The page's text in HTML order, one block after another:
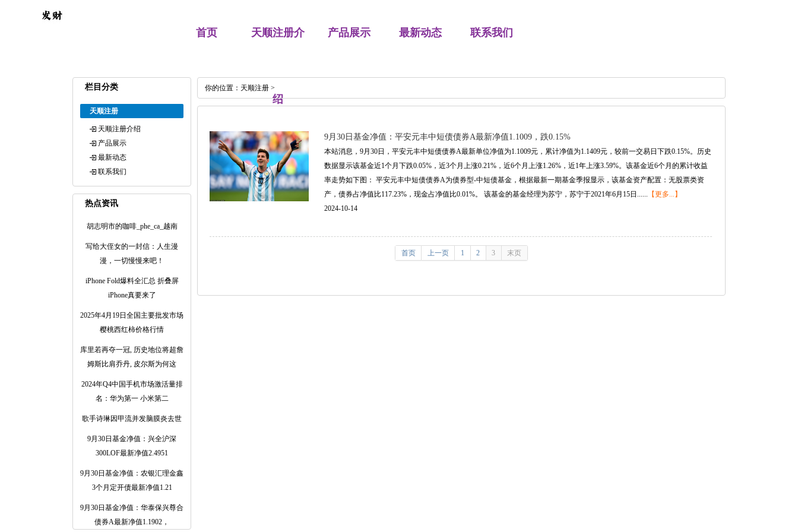
首页 天顺注册介
绍
产品展示 最新动态 联系我们
栏目分类
天顺注册
天顺注册介绍
产品展示
最新动态
联系我们
热点资讯
胡志明市的咖啡_phe_ca_越南
写给大侄女的一封信：人生漫
漫，一切慢慢来吧！
iPhone Fold爆料全汇总 折叠屏
iPhone真要来了
2025年4月19日全国主要批发市场
樱桃西红柿价格行情
库里若再夺一冠, 历史地位将超詹
姆斯比肩乔丹, 皮尔斯为何这
2024年Q4中国手机市场激活量排
名：华为第一 小米第二
歌手诗琳因甲流并发脑膜炎去世
9月30日基金净值：兴全沪深
300LOF最新净值2.4951
9月30日基金净值：农银汇理金鑫
3个月定开债最新净值1.21
9月30日基金净值：华泰保兴尊合
债券A最新净值1.1902，
你的位置： 天顺注册 >
9月30日基金净值：平安元丰中短债债券A最新净值1.1009，跌0.15%
本站消息，9月30日，平安元丰中短债债券A最新单位净值为1.1009元，累计净值为1.1409元，较前一交易日下跌0.15%。历史
数据显示该基金近1个月下跌0.05%，近3个月上涨0.21%，近6个月上涨1.26%，近1年上涨3.59%。该基金近6个月的累计收益
率走势如下图： 平安元丰中短债债券A为债券型-中短债基金，根据最新一期基金季报显示，该基金资产配置：无股票类资
产，债券占净值比117.23%，现金占净值比0.01%。 该基金的基金经理为苏宁，苏宁于2021年6月15日...... 【更多...】
2024-10-14
首页 上一页 1 2 3 末页